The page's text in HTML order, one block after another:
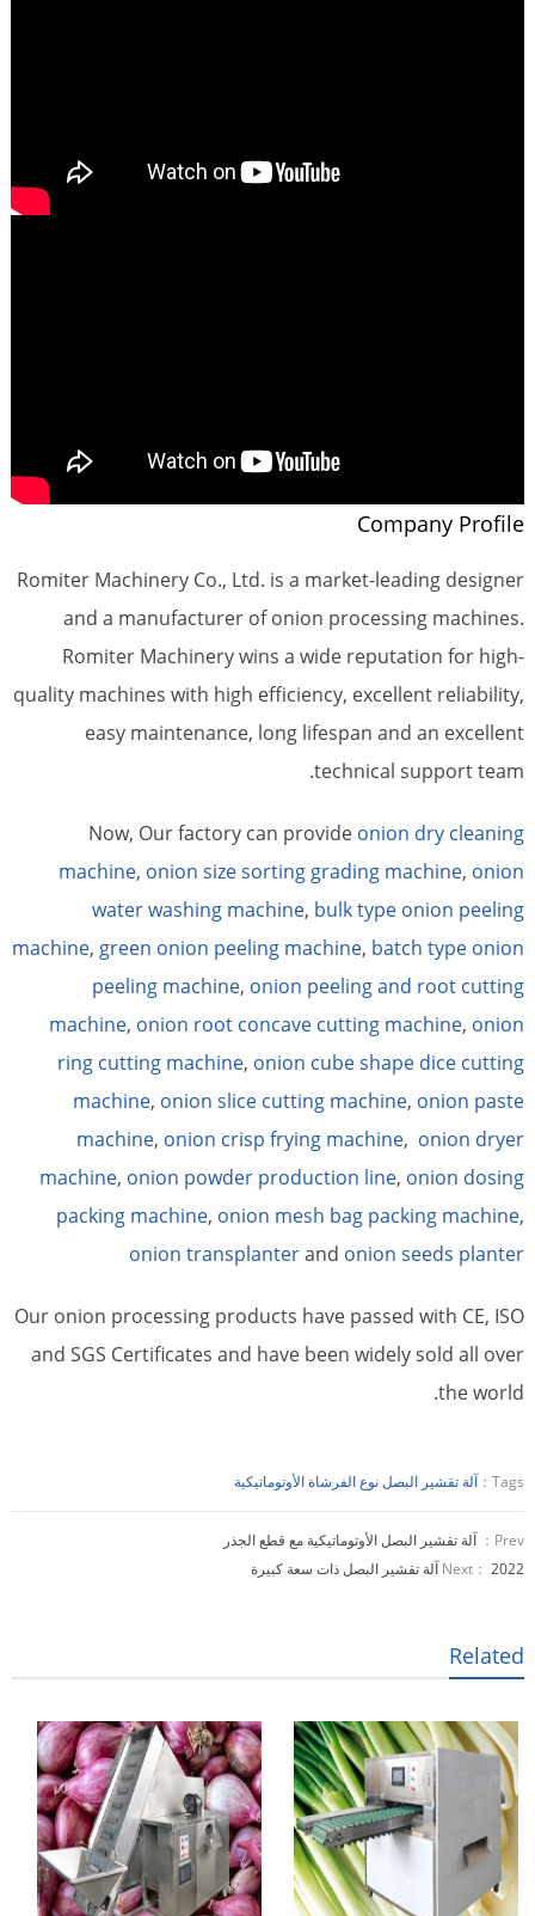
Company Profile
Romiter Machinery Co., Ltd. is a market-leading designer
and a manufacturer of onion processing machines.
Romiter Machinery wins a wide reputation for high-
quality machines with high efficiency, excellent reliability,
easy maintenance, long lifespan and an excellent
technical support team.
Now, Our factory can provide onion dry cleaning
machine, onion size sorting grading machine, onion
water washing machine, bulk type onion peeling
machine, green onion peeling machine, batch type onion
peeling machine, onion peeling and root cutting
machine, onion root concave cutting machine, onion
ring cutting machine, onion cube shape dice cutting
machine, onion slice cutting machine, onion paste
machine, onion crisp frying machine, onion dryer
machine, onion powder production line, onion dosing
packing machine, onion mesh bag packing machine,
onion transplanterand onion seeds planter
Our onion processing products have passed with CE, ISO
and SGS Certificates and have been widely sold all over
the world.
Tags： آلة تقشير البصل نوع الفرشاة الأوتوماتيكية
Prev：
آلة تقشير البصل الأوتوماتيكية مع قطع الجذر
Next：2022 آلة تقشير البصل ذات سعة كبيرة
Related